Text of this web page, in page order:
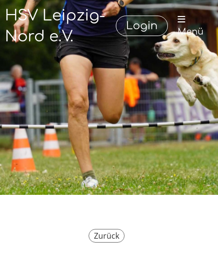
HSV Leipzig-
Nord e.V.
Login Menü
Zurück